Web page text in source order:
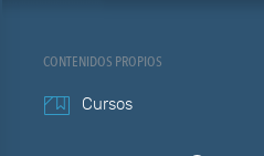
CONTENIDOS PROPIOS
Cursos